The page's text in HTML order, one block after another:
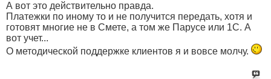
А вот это действительно правда.
Платежки по иному то и не получится передать, хотя и
готовят многие не в Смете, а том же Парусе или 1С. А
вот учет...
О методической поддержке клиентов я и вовсе молчу.